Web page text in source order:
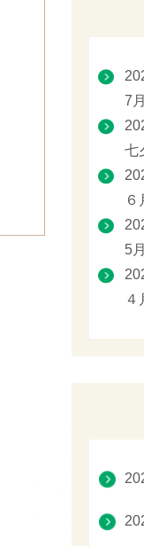
7
七
5
４